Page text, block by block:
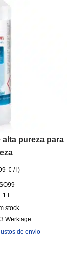
alta pureza para
€/ )
1 l
stock
3 Werktage
de envio